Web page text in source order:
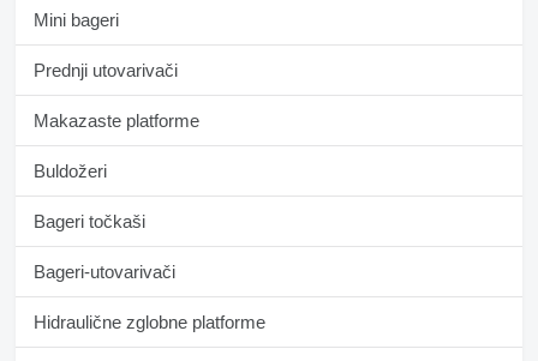
Mini bageri
Prednji utovarivači
Makazaste platforme
Buldožeri
Bageri točkaši
Bageri-utovarivači
Hidraulične zglobne platforme